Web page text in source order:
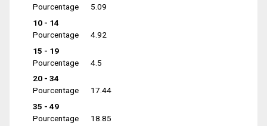
Pourcentage
5.09
10 - 14
Pourcentage
4.92
15 - 19
Pourcentage
4.5
20 - 34
Pourcentage
17.44
35 - 49
Pourcentage
18.85